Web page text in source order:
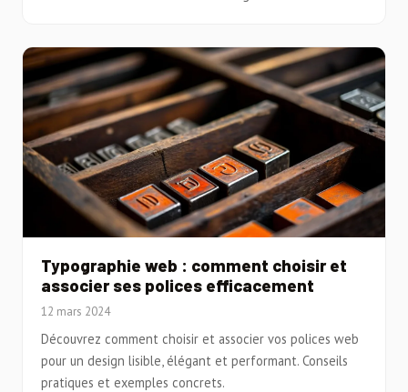
Typographie web : comment choisir et
associer ses polices efficacement
12 mars 2024
Découvrez comment choisir et associer vos polices web
pour un design lisible, élégant et performant. Conseils
pratiques et exemples concrets.